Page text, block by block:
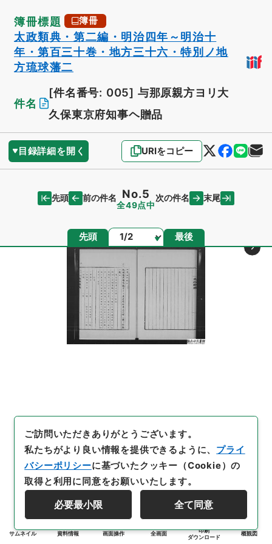
簿冊標題 簿冊
太政類典・第二編・明治四年～明治十
年・第百三十巻・地方三十六・特別ノ地
方琉球藩二
件名
[件名番号: 005] 与那原親方ヨリ大
久保東京府知事ヘ贈品
目録詳細を開く URIをコピー
先頭 前の件名 No.5
全49点中
次の件名 末尾
先頭 ページ 最後
サムネイル 資料情報 画面操作 全画面
印刷
ダウンロード
概観図
ご訪問いただきありがとうございます。
私たちがより良い情報を提供できるように、 プライ
バシーポリシーに基づいたクッキー（Cookie）の
取得と利用に同意をお願いいたします。
必要最小限 全て同意